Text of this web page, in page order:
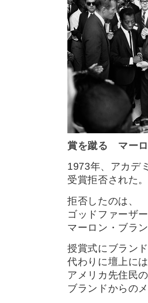
賞を蹴る マー
1973年、アカデ
受賞拒否された
拒否したのは、
ゴッドファーザ
マーロン・ブラ
授賞式にブラン
代わりに壇上に
アメリカ先住民
ブランドからの